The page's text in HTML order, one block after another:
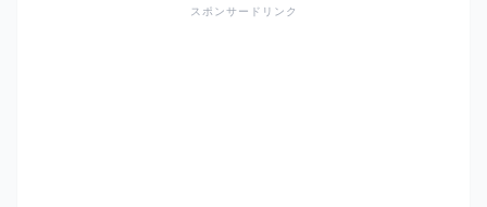
スポンサードリンク